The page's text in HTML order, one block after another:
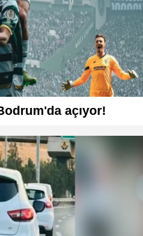
açıyor!